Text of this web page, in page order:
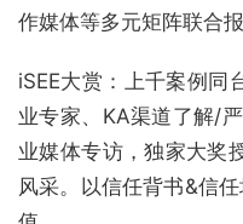
作媒体等多元矩阵联合
iSEE大赏：
上千案例
业专家、KA渠道了解/
业媒体专访，独家大奖
风采。以信任背书&信